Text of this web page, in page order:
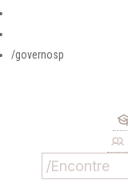
/governosp